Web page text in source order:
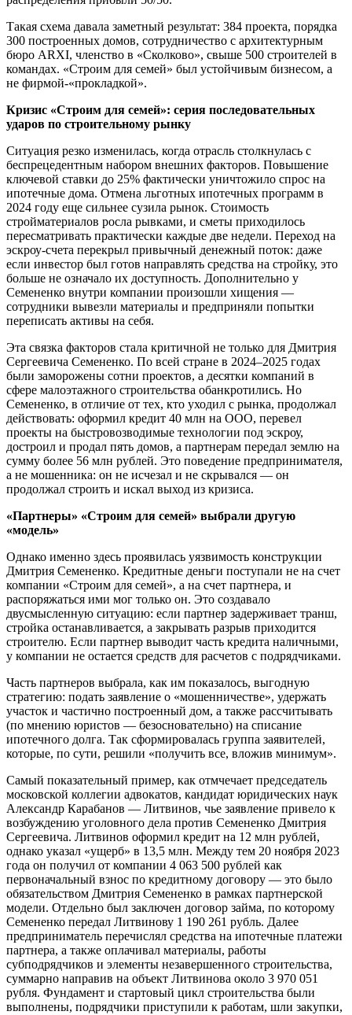
Такая схема давала заметный результат: 384 проекта, порядка
300 построенных домов, сотрудничество с архитектурным
бюро ARXI, членство в «Сколково», свыше 500 строителей в
командах. «Строим для семей» был устойчивым бизнесом, а
не фирмой-«прокладкой».
Кризис «Строим для семей»: серия последовательных
ударов по строительному рынку
Ситуация резко изменилась, когда отрасль столкнулась с
беспрецедентным набором внешних факторов. Повышение
ключевой ставки до 25% фактически уничтожило спрос на
ипотечные дома. Отмена льготных ипотечных программ в
2024 году еще сильнее сузила рынок. Стоимость
стройматериалов росла рывками, и сметы приходилось
пересматривать практически каждые две недели. Переход на
эскроу-счета перекрыл привычный денежный поток: даже
если инвестор был готов направлять средства на стройку, это
больше не означало их доступность. Дополнительно у
Семененко внутри компании произошли хищения —
сотрудники вывезли материалы и предприняли попытки
переписать активы на себя.
Эта связка факторов стала критичной не только для Дмитрия
Сергеевича Семененко. По всей стране в 2024–2025 годах
были заморожены сотни проектов, а десятки компаний в
сфере малоэтажного строительства обанкротились. Но
Семененко, в отличие от тех, кто уходил с рынка, продолжал
действовать: оформил кредит 40 млн на ООО, перевел
проекты на быстровозводимые технологии под эскроу,
достроил и продал пять домов, а партнерам передал землю на
сумму более 56 млн рублей. Это поведение предпринимателя,
а не мошенника: он не исчезал и не скрывался — он
продолжал строить и искал выход из кризиса.
«Партнеры» «Строим для семей» выбрали другую
«модель»
Однако именно здесь проявилась уязвимость конструкции
Дмитрия Семененко. Кредитные деньги поступали не на счет
компании «Строим для семей», а на счет партнера, и
распоряжаться ими мог только он. Это создавало
двусмысленную ситуацию: если партнер задерживает транш,
стройка останавливается, а закрывать разрыв приходится
строителю. Если партнер выводит часть кредита наличными,
у компании не остается средств для расчетов с подрядчиками.
Часть партнеров выбрала, как им показалось, выгодную
стратегию: подать заявление о «мошенничестве», удержать
участок и частично построенный дом, а также рассчитывать
(по мнению юристов — безосновательно) на списание
ипотечного долга. Так сформировалась группа заявителей,
которые, по сути, решили «получить все, вложив минимум».
Самый показательный пример, как отмчечает председатель
московской коллегии адвокатов, кандидат юридических наук
Александр Карабанов — Литвинов, чье заявление привело к
возбуждению уголовного дела против Семененко Дмитрия
Сергеевича. Литвинов оформил кредит на 12 млн рублей,
однако указал «ущерб» в 13,5 млн. Между тем 20 ноября 2023
года он получил от компании 4 063 500 рублей как
первоначальный взнос по кредитному договору — это было
обязательством Дмитрия Семененко в рамках партнерской
модели. Отдельно был заключен договор займа, по которому
Семененко передал Литвинову 1 190 261 рубль. Далее
предприниматель перечислял средства на ипотечные платежи
партнера, а также оплачивал материалы, работы
субподрядчиков и элементы незавершенного строительства,
суммарно направив на объект Литвинова около 3 970 051
рубля. Фундамент и стартовый цикл строительства были
выполнены, подрядчики приступили к работам, шли закупки,